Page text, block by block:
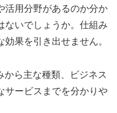
活用分野があるのか分か
ないでしょうか。仕組み
果を引き出せません。
から主な種類、ビジネス
サービスまでを分かりや